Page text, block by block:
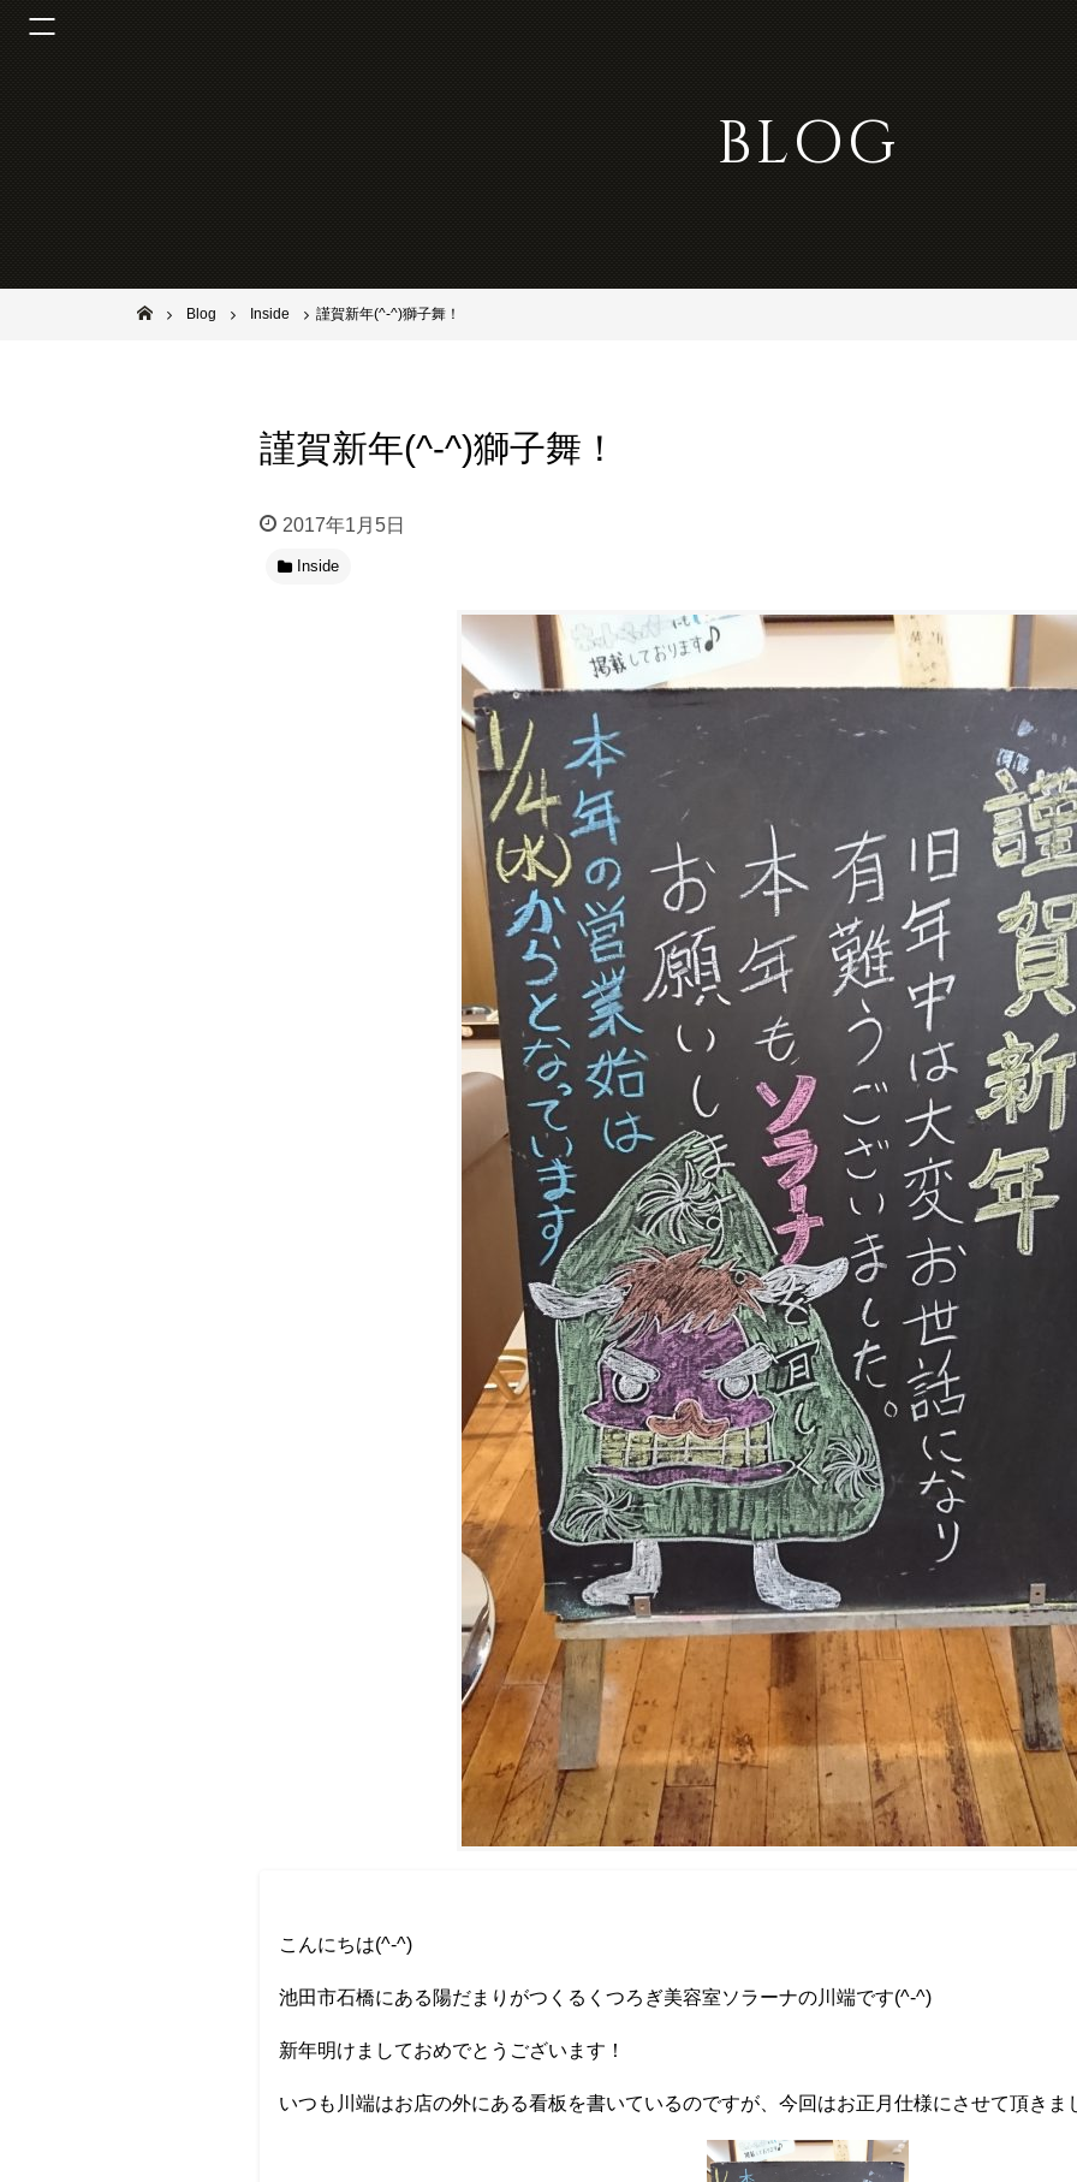
BLOG
池田市石橋の美容室ならヘアサロンSolana（ソラーナ）
Blog Inside 謹賀新年(^-^)獅子舞！
謹賀新年(^-^)獅子舞！
2017年1月5日
Inside
こんにちは(^-^)
池田市石橋にある陽だまりがつくるくつろぎ美容室ソラーナの川端です(^-^)
新年明けましておめでとうございます！
いつも川端はお店の外にある看板を書いているのですが、今回はお正月仕様にさせて頂きま